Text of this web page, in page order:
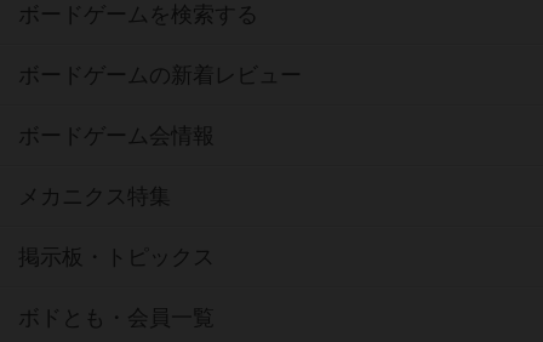
ボードゲームを検索する
ボードゲームの新着レビュー
ボードゲーム会情報
メカニクス特集
掲示板・トピックス
ボドとも・会員一覧